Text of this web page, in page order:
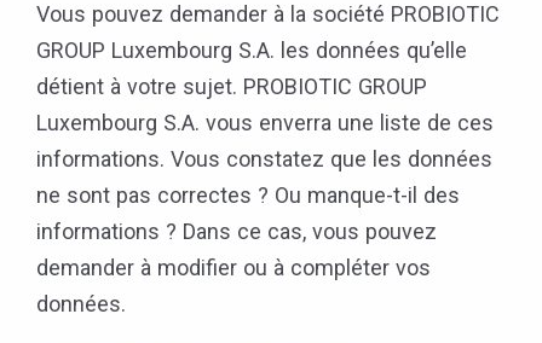
Vous pouvez demander à la société PROBIOTIC
GROUP Luxembourg S.A. les données qu’elle
détient à votre sujet. PROBIOTIC GROUP
Luxembourg S.A. vous enverra une liste de ces
informations. Vous constatez que les données
ne sont pas correctes ? Ou manque-t-il des
informations ? Dans ce cas, vous pouvez
demander à modifier ou à compléter vos
données.